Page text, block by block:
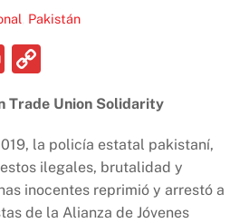
Pakistán
P
nt p
y
Li
n
Trade Union Solidarity
la policía estatal pakistaní,
ilegales, brutalidad y
inocentes reprimió y arrestó a
de la Alianza de Jóvenes